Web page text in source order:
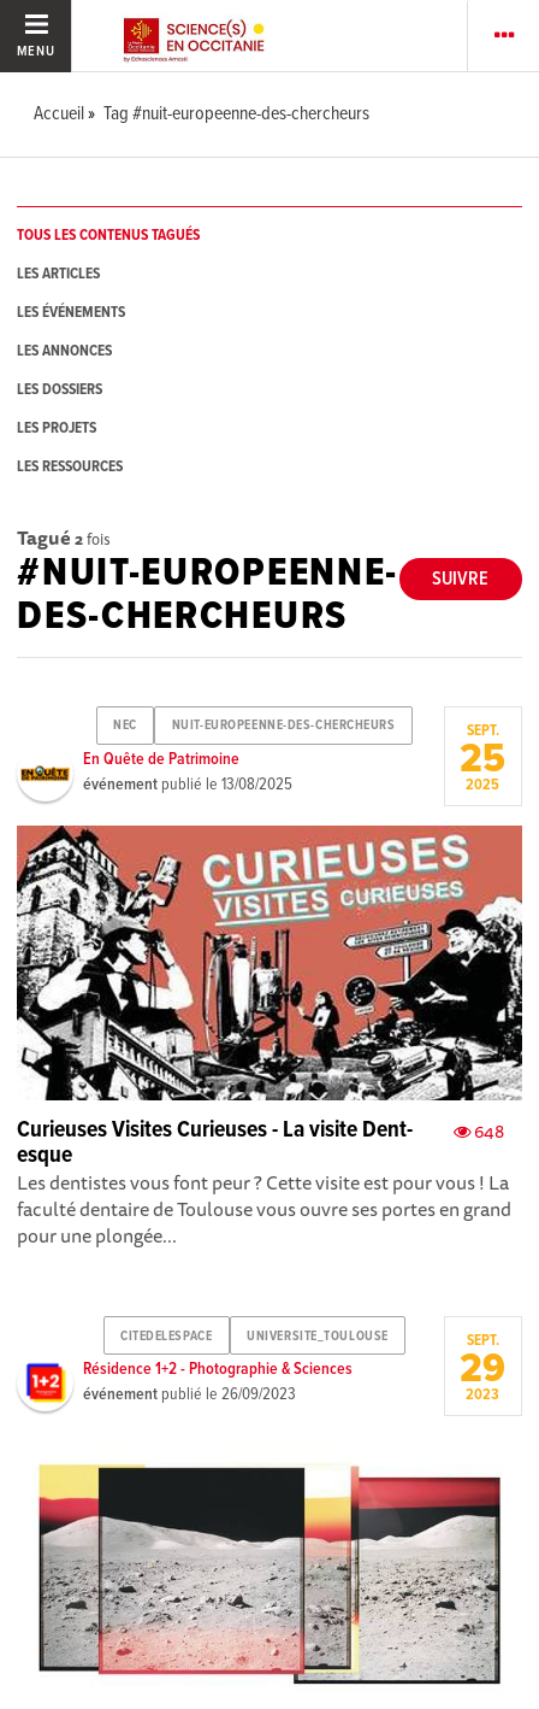
MENU
Accueil Tag #nuit-europeenne-des-chercheurs
TOUS LES CONTENUS TAGUÉS
LES ARTICLES
LES ÉVÉNEMENTS
LES ANNONCES
LES DOSSIERS
LES PROJETS
LES RESSOURCES
Tagué 2fois
SUIVRE
#NUIT-EUROPEENNE-
DES-CHERCHEURS
NEC NUIT-EUROPEENNE-DES-CHERCHEURS
En Quête de Patrimoine
événement publié le13/08/2025
SEPT.
25
2025
648
Curieuses Visites Curieuses - La visite Dent-
esque
Les dentistes vous font peur ? Cette visite est pour vous ! La
faculté dentaire de Toulouse vous ouvre ses portes en grand
pour une plongée...
CITEDELESPACE UNIVERSITE_TOULOUSE
Résidence 1+2 - Photographie & Sciences
événement publié le26/09/2023
SEPT.
29
2023